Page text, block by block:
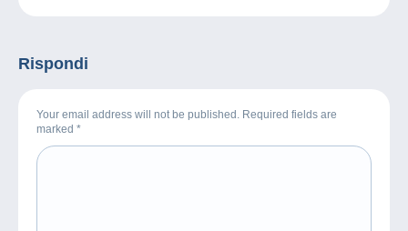
Rispondi
Your email address will not be published. Required fields are
marked *